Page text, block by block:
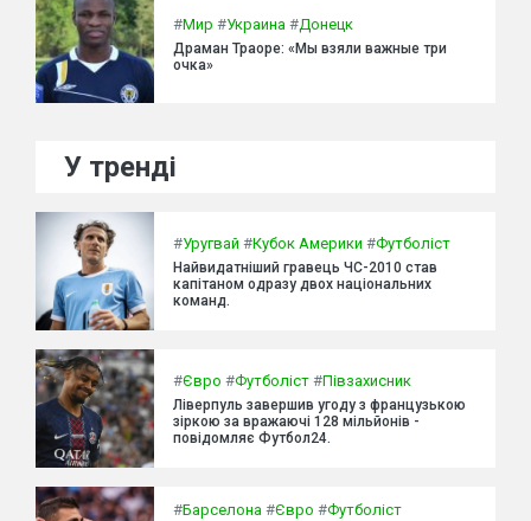
#Мир #Украина #Донецк
Драман Траоре: «Мы взяли важные три
очка»
У тренді
#Уругвай #Кубок Америки #Футболіст
Найвидатніший гравець ЧС-2010 став
капітаном одразу двох національних
команд.
#Євро #Футболіст #Півзахисник
Ліверпуль завершив угоду з французькою
зіркою за вражаючі 128 мільйонів -
повідомляє Футбол24.
#Барселона #Євро #Футболіст